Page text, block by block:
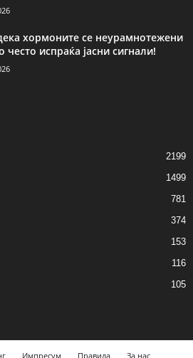
хормоните се неурамнотежени
често испраќа јасни сигнали!
2199
1499
781
374
153
116
105
Импресум Правила За нас